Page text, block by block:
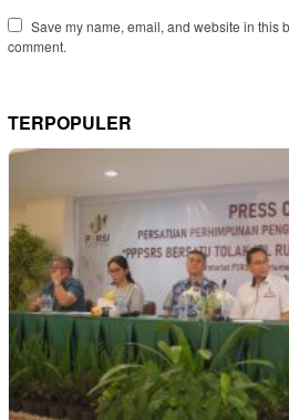
Save my name, email, and website in this
comment.
TERPOPULER